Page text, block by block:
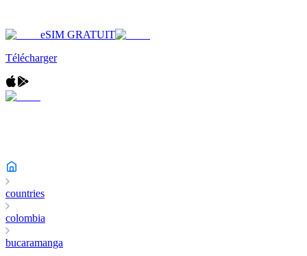
eSIM GRATUIT
Télécharger
countries
colombia
bucaramanga